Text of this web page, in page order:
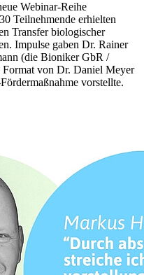
Webinar-Reihe
Teilnehmende erhielten
Transfer biologischer
Impulse gaben Dr. Rainer
(die Bioniker GbR /
von Dr. Daniel Meyer
vorstellte.